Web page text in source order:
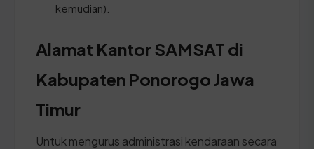
kemudian).
Alamat Kantor SAMSAT di
Kabupaten Ponorogo Jawa
Timur
Untuk mengurus administrasi kendaraan secara